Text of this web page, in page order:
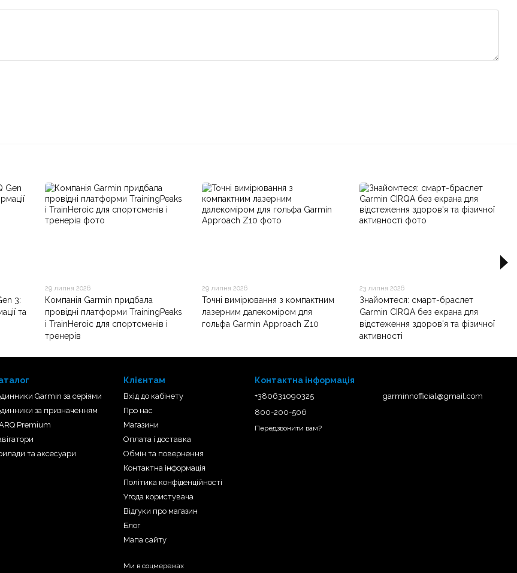
3:
та
29 липня 2026
Компанія Garmin придбала
провідні платформи TrainingPeaks
і TrainHeroic для спортсменів і
тренерів
29 липня 2026
Точні вимірювання з компактним
лазерним далекоміром для
гольфа Garmin Approach Z10
23 липня 2026
Знайомтеся: смарт-браслет
Garmin CIRQA без екрана для
відстеження здоров'я та фізичної
активності
Garmin за серіями
за призначенням
Premium
та аксесуари
Клієнтам
Вхід до кабінету
Про нас
Магазини
Оплата і доставка
Обмін та повернення
Контактна інформація
Політика конфіденційності
Угода користувача
Відгуки про магазин
Блог
Мапа сайту
Ми в соцмережах
Контактна інформація
+380631090325
800-200-506
Передзвонити вам?
garminnofficial@gmail.com